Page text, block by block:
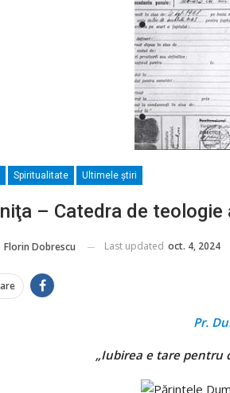
Spiritualitate Ultimele ştiri
– Catedra de
Florin Dobrescu Last updated oct. 4, 2024
Pr.
„Iubirea e tare pentru